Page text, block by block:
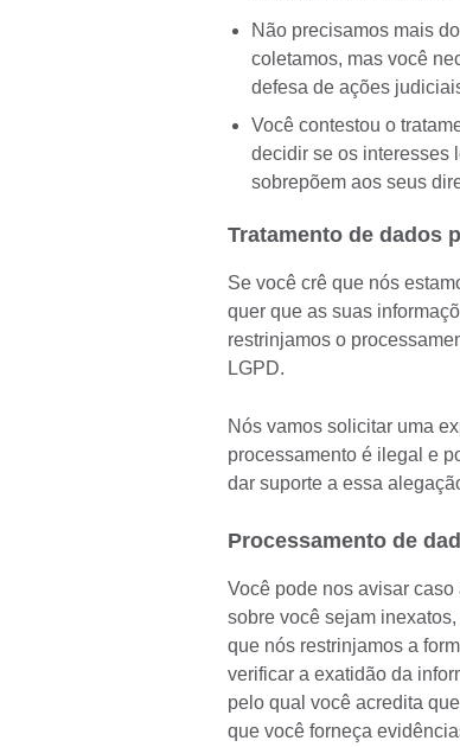
Não precisamos mais
coletamos, mas você
defesa de ações
Você contestou o
decidir se os interesses
sobrepõem aos seus
Tratamento de dados
Se você crê que nós
quer que as suas
restrinjamos o
LGPD.
Nós vamos solicitar uma
processamento é ilegal e
dar suporte a essa
Processamento de
Você pode nos avisar
sobre você sejam
que nós restrinjamos a
verificar a exatidão da
pelo qual você acredita
que você forneça